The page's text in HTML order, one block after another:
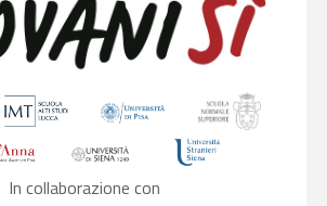
In collaborazione con